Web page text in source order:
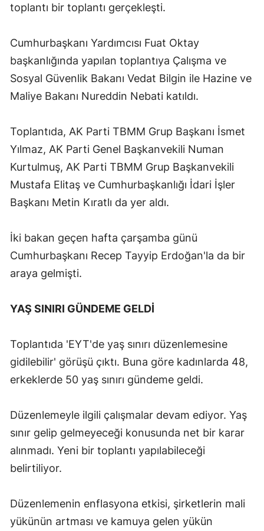
Elazığ
Erzincan
Gaziantep
Gümüşhane
Hatay
Isparta
Kastamonu
Kırklareli
Kırşehir
Konya
Kütahya
toplantı bir toplantı gerçekleşti.
Cumhurbaşkanı Yardımcısı Fuat Oktay
başkanlığında yapılan toplantıya Çalışma ve
Sosyal Güvenlik Bakanı Vedat Bilgin ile Hazine ve
Maliye Bakanı Nureddin Nebati katıldı.
Toplantıda, AK Parti TBMM Grup Başkanı İsmet
Yılmaz, AK Parti Genel Başkanvekili Numan
Kurtulmuş, AK Parti TBMM Grup Başkanvekili
Mustafa Elitaş ve Cumhurbaşkanlığı İdari İşler
Başkanı Metin Kıratlı da yer aldı.
İki bakan geçen hafta çarşamba günü
Cumhurbaşkanı Recep Tayyip Erdoğan'la da bir
araya gelmişti.
YAŞ SINIRI GÜNDEME GELDİ
Toplantıda 'EYT'de yaş sınırı düzenlemesine
gidilebilir' görüşü çıktı. Buna göre kadınlarda 48,
erkeklerde 50 yaş sınırı gündeme geldi.
Düzenlemeyle ilgili çalışmalar devam ediyor. Yaş
sınır gelip gelmeyeceği konusunda net bir karar
alınmadı. Yeni bir toplantı yapılabileceği
belirtiliyor.
Düzenlemenin enflasyona etkisi, şirketlerin mali
yükünün artması ve kamuya gelen yükün